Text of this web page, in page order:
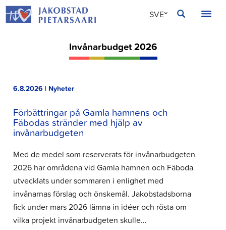
Hoppa
till
SVE
ENG
Invånarbudget 2026
6.8.2026 | Nyheter
Förbättringar på Gamla hamnens och
Fäbodas stränder med hjälp av
invånarbudgeten
Med de medel som reserverats för invånarbudgeten
2026 har områdena vid Gamla hamnen och Fäboda
utvecklats under sommaren i enlighet med
invånarnas förslag och önskemål. Jakobstadsborna
fick under mars 2026 lämna in idéer och rösta om
vilka projekt invånarbudgeten skulle…